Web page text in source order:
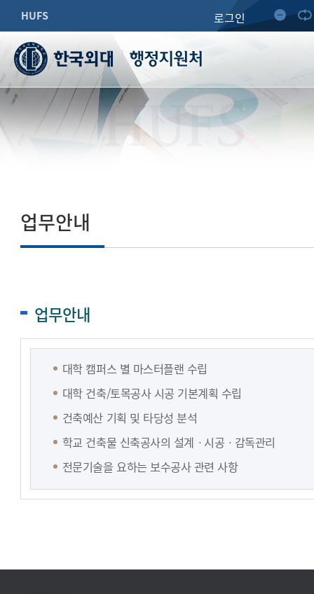
HUFS 로그인
행정지원처
HUFS
업무안내
업무안내
대학 캠퍼스 별 마스터플랜 수립
대학 건축/토목공사 시공 기본계획 수립
건축예산 기획 및 타당성 분석
학교 건축물 신축공사의 설계ㆍ시공ㆍ감독관리
전문기술을 요하는 보수공사 관련 사항